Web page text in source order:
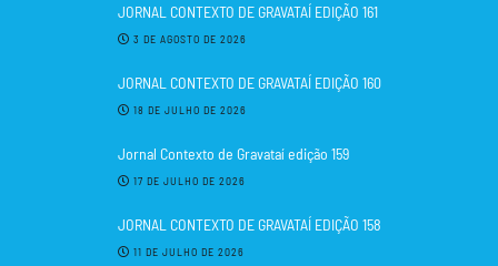
JORNAL CONTEXTO DE GRAVATAÍ EDIÇÃO 161
3 DE AGOSTO DE 2026
JORNAL CONTEXTO DE GRAVATAÍ EDIÇÃO 160
18 DE JULHO DE 2026
Jornal Contexto de Gravataí edição 159
17 DE JULHO DE 2026
JORNAL CONTEXTO DE GRAVATAÍ EDIÇÃO 158
11 DE JULHO DE 2026